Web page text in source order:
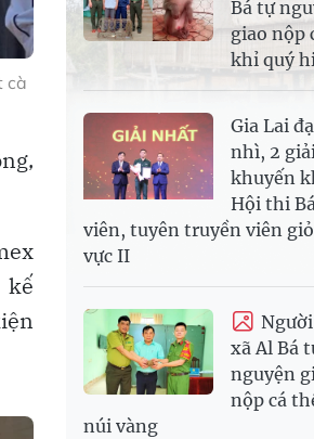
cà
kế
Bá tự
giao nộp
khỉ quý
Gia Lai
nhì, 2 giải
khuyến
Hội thi
viên, tuyên truyền viên
vực II
xã Al Bá
nguyện
nộp cá
núi vàng